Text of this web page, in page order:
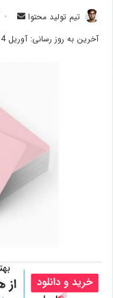
تیم تولید محتوا
ارسال
ایمیل
آخرین به روز رسانی: آوریل 14, 2024